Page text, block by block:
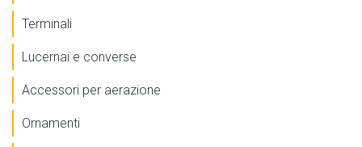
Terminali
Lucernai e converse
Accessori per aerazione
Ornamenti